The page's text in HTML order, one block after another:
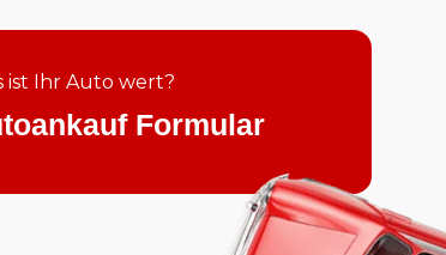
ist Ihr Auto wert?
Formular